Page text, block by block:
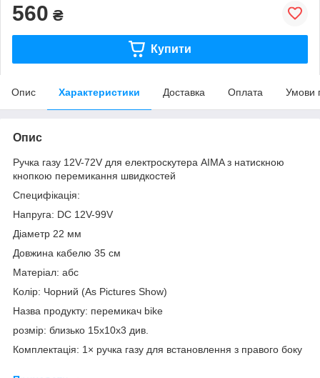
560 ₴
Купити
Опис Характеристики Доставка Оплата Умови
Опис
Ручка газу 12V-72V для електроскутера AIMA з натискною
кнопкою перемикання швидкостей
Специфікація:
Напруга: DC 12V-99V
Діаметр 22 мм
Довжина кабелю 35 см
Матеріал: абс
Колір: Чорний (As Pictures Show)
Назва продукту: перемикач bike
розмір: близько 15х10х3 див.
Комплектація: 1× ручка газу для встановлення з правого боку